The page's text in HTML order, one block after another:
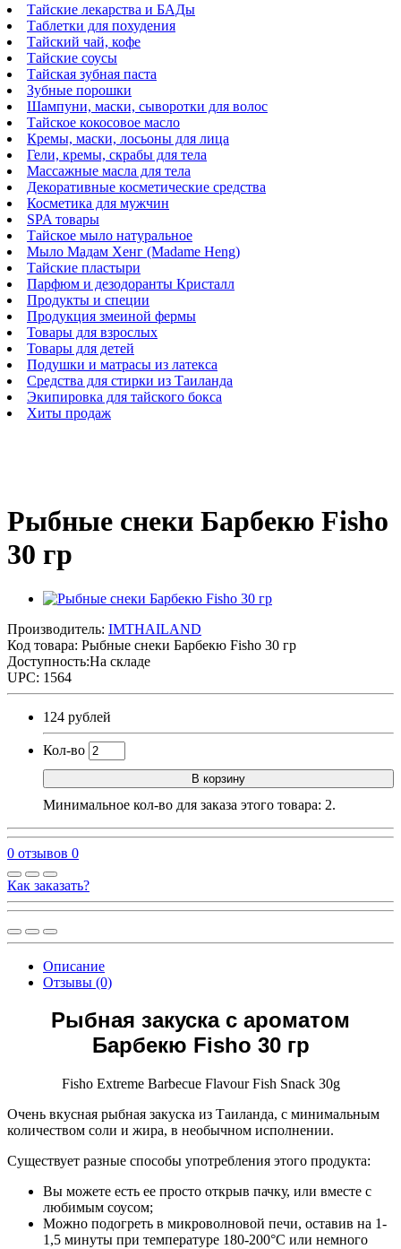
Тайские лекарства и БАДы
Таблетки для похудения
Тайский чай, кофе
Тайские соусы
Тайская зубная паста
Зубные порошки
Шампуни, маски, сыворотки для волос
Тайское кокосовое масло
Кремы, маски, лосьоны для лица
Гели, кремы, скрабы для тела
Массажные масла для тела
Декоративные косметические средства
Косметика для мужчин
SPA товары
Тайское мыло натуральное
Мыло Мадам Хенг (Madame Heng)
Тайские пластыри
Парфюм и дезодоранты Кристалл
Продукты и специи
Продукция змеиной фермы
Товары для взрослых
Товары для детей
Подушки и матрасы из латекса
Средства для стирки из Таиланда
Экипировка для тайского бокса
Хиты продаж
Рыбные снеки Барбекю Fisho
30 гр
Производитель: IMTHAILAND
Код товара: Рыбные снеки Барбекю Fisho 30 гр
Доступность:На складе
UPC: 1564
124 рублей
Кол-во
В корзину
Минимальное кол-во для заказа этого товара: 2.
0 отзывов 0
Как заказать?
Описание
Отзывы (0)
Рыбная закуска с ароматом
Барбекю Fisho 30 гр
Fisho Extreme Barbecue Flavour Fish Snack 30g
Очень вкусная рыбная закуска из Таиланда, с минимальным
количеством соли и жира, в необычном исполнении.
Существует разные способы употребления этого продукта:
Вы можете есть ее просто открыв пачку, или вместе с
любимым соусом;
Можно подогреть в микроволновой печи, оставив на 1-
1,5 минуты при температуре 180-200°С или немного